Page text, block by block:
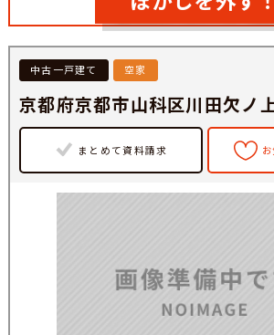
中古一戸建て 空家
京都府京都市山科区川田欠ノ
まとめて資料請求